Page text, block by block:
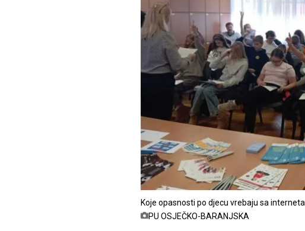
Koje opasnosti po djecu vrebaju sa interneta
PU OSJEČKO-BARANJSKA